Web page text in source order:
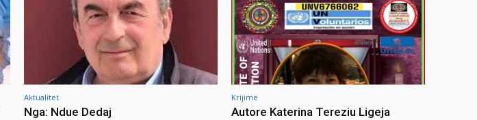
Aktualitet
Nga: Ndue Dedaj
Krijime
Autore Katerina Tereziu Ligeja